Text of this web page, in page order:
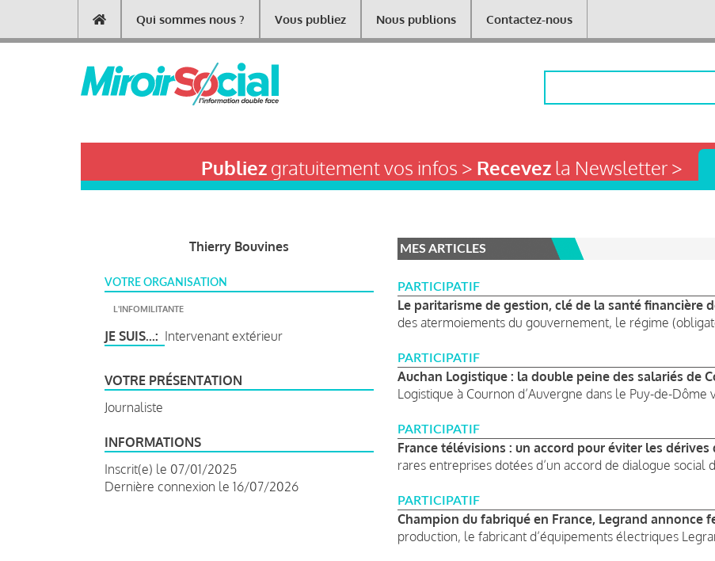
contenu
Main
navigation
Qui sommes nous ? Vous publiez Nous publions Contactez-nous
Publiezgratuitement vos infos > Recevezla Newsletter >
Thierry Bouvines
VOTRE ORGANISATION
L'INFOMILITANTE
JE SUIS... Intervenant extérieur
VOTRE PRÉSENTATION
Journaliste
INFORMATIONS
Inscrit(e) le 07/01/2025
Dernière connexion le 16/07/2026
MES ARTICLES
PARTICIPATIF
Le paritarisme de gestion, clé de la santé financière
des atermoiements du gouvernement, le régime
PARTICIPATIF
Auchan Logistique : la double peine des salariés de
Logistique à Cournon d’Auvergne dans le Puy-de-Dôme
PARTICIPATIF
France télévisions : un accord pour éviter les dérives
rares entreprises dotées d’un accord de dialogue social
PARTICIPATIF
Champion du fabriqué en France, Legrand annonce
production, le fabricant d’équipements électriques